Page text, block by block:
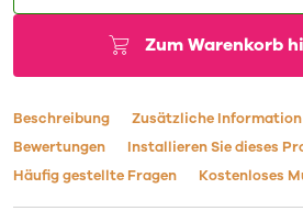
Zum Warenkorb
Beschreibung Zusätzliche Information
Bewertungen
Installieren Sie dieses
Häufig gestellte Fragen
Kostenloses